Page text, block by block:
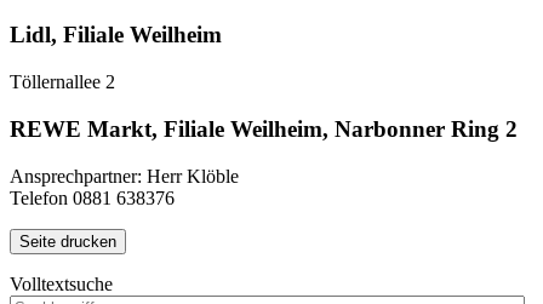
Lidl, Filiale Weilheim
Töllernallee 2
REWE Markt, Filiale Weilheim, Narbonner Ring 2
Ansprechpartner: Herr Klöble
Telefon 0881 638376
Seite drucken
Volltextsuche